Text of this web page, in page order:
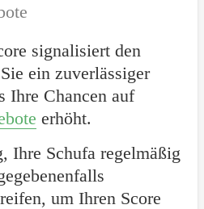
signalisiert den
ein zuverlässiger
Ihre Chancen auf
erhöht.
Ihre Schufa regelmäßig
um Ihren Score